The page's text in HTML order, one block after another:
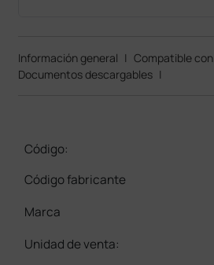
Información general | Compatible con
Documentos descargables |
Código:
Código fabricante
Marca
Unidad de venta: